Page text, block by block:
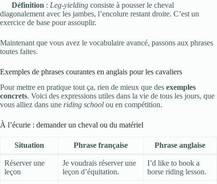
Définition : Leg-yielding consiste à pousser le cheval
diagonalement avec les jambes, l’encolure restant droite. C’est un
exercice de base pour assouplir.
Maintenant que vous avez le vocabulaire avancé, passons aux phrases
toutes faites.
Exemples de phrases courantes en anglais pour les cavaliers
Pour mettre en pratique tout ça, rien de mieux que des exemples
concrets. Voici des expressions utiles dans la vie de tous les jours, que
vous alliez dans une riding school ou en compétition.
À l’écurie : demander un cheval ou du matériel
Situation Phrase française Phrase anglaise
Réserver une
leçon
Je voudrais réserver une
leçon d’équitation.
I’d like to book a
horse riding lesson.